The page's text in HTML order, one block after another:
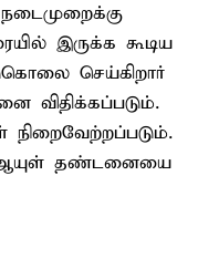
இருக்க கூடிய
செய்கிறார்
விதிக்கப்படும்.
ஆயுள் தண்டனையை